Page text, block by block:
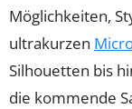
Möglichkeiten,
ultrakurzen
Silhouetten bis
die kommende